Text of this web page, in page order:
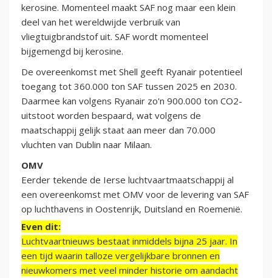
kerosine. Momenteel maakt SAF nog maar een klein
deel van het wereldwijde verbruik van
vliegtuigbrandstof uit. SAF wordt momenteel
bijgemengd bij kerosine.
De overeenkomst met Shell geeft Ryanair potentieel
toegang tot 360.000 ton SAF tussen 2025 en 2030.
Daarmee kan volgens Ryanair zo'n 900.000 ton CO2-
uitstoot worden bespaard, wat volgens de
maatschappij gelijk staat aan meer dan 70.000
vluchten van Dublin naar Milaan.
OMV
Eerder tekende de Ierse luchtvaartmaatschappij al
een overeenkomst met OMV voor de levering van SAF
op luchthavens in Oostenrijk, Duitsland en Roemenië.
Even dit:
Luchtvaartnieuws bestaat inmiddels bijna 25 jaar. In
een tijd waarin talloze vergelijkbare bronnen en
nieuwkomers met veel minder historie om aandacht